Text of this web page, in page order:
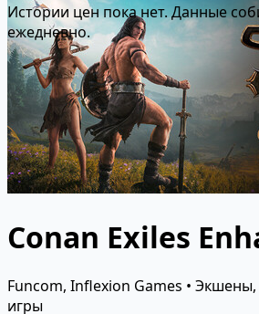
Истории цен пока нет. Данные
ежедневно.
Conan Exiles
Funcom, Inflexion Games •
игры